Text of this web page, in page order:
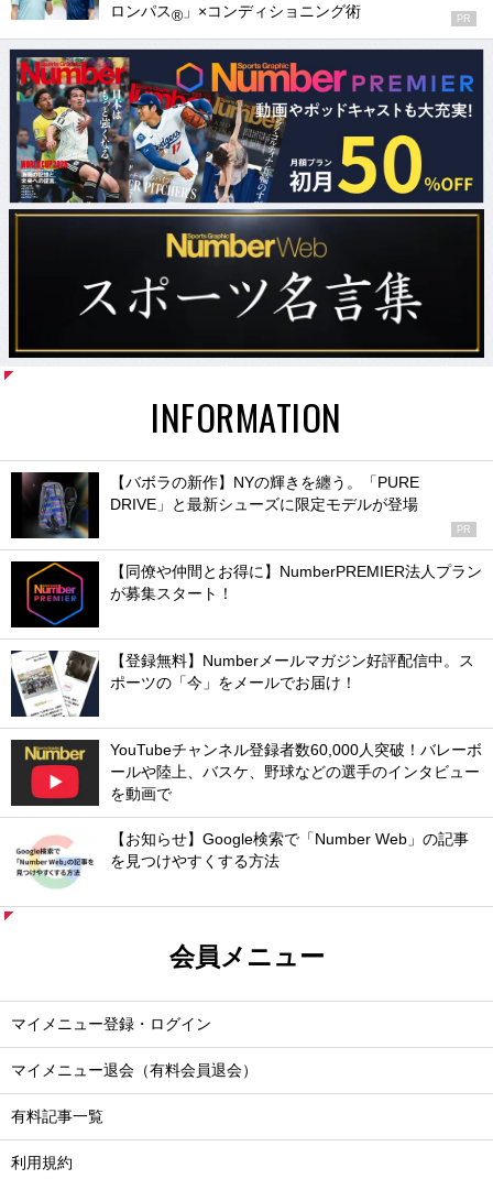
ロンパス® 」×コンディショニング術 PR
INFORMATION
【バボラの新作】NYの輝きを纏う。「PURE
DRIVE」と最新シューズに限定モデルが登場
PR
【同僚や仲間とお得に】NumberPREMIER法人プラン
が募集スタート！
【登録無料】Numberメールマガジン好評配信中。ス
ポーツの「今」をメールでお届け！
YouTubeチャンネル登録者数60,000人突破！バレーボ
ールや陸上、バスケ、野球などの選手のインタビュー
を動画で
【お知らせ】Google検索で「Number Web」の記事
を見つけやすくする方法
会員メニュー
マイメニュー登録・ログイン
マイメニュー退会（有料会員退会）
有料記事一覧
利用規約